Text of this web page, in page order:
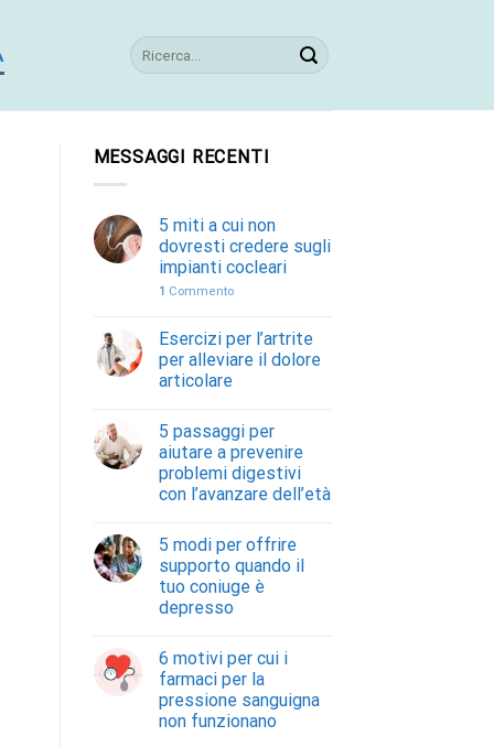
MESSAGGI RECENTI
5 miti a cui non
dovresti credere sugli
impianti cocleari
1 Commento
Esercizi per l’artrite
per alleviare il dolore
articolare
5 passaggi per
aiutare a prevenire
problemi digestivi
con l’avanzare dell’età
5 modi per offrire
supporto quando il
tuo coniuge è
depresso
6 motivi per cui i
farmaci per la
pressione sanguigna
non funzionano